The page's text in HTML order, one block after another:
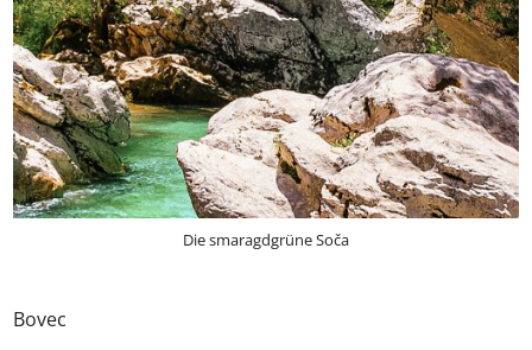
Die smaragdgrüne Soča
Bovec